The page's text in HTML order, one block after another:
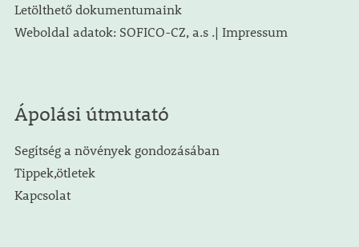
Letölthető dokumentumaink
Weboldal adatok: SOFICO-CZ, a.s .| Impressum
Ápolási útmutató
Segítség a növények gondozásában
Tippek,ötletek
Kapcsolat